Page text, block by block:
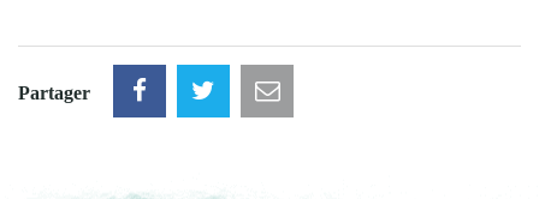
Partager